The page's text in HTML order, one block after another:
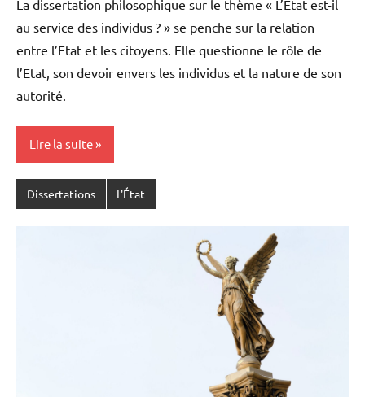
La dissertation philosophique sur le thème « L’Etat est-il
au service des individus ? » se penche sur la relation
entre l’Etat et les citoyens. Elle questionne le rôle de
l’Etat, son devoir envers les individus et la nature de son
autorité.
Lire la suite
Dissertations L'État